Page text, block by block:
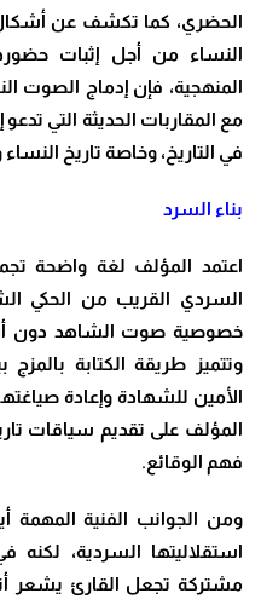
الحضري، كما تكشف عن أشكال
النساء من أجل إثبات
المنهجية، فإن إدماج الصوت
مع المقاربات الحديثة التي تدعو
في التاريخ، وخاصة تاريخ
بناء السرد
اعتمد المؤلف لغة واضحة
السردي القريب من الحكي
خصوصية صوت الشاهد دون أن
وتتميز طريقة الكتابة بالمزج
الأمين للشهادة وإعادة
المؤلف على تقديم سياقات
فهم الوقائع.
ومن الجوانب الفنية
استقلاليتها السردية،
مشتركة تجعل القارئ يشعر